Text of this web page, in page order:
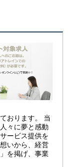
おります。 当
々に夢と感動
ービス提供を
いから、経営
を掲げ、事業